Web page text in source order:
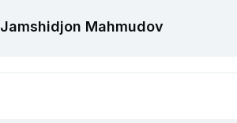
Jamshidjon Mahmudov